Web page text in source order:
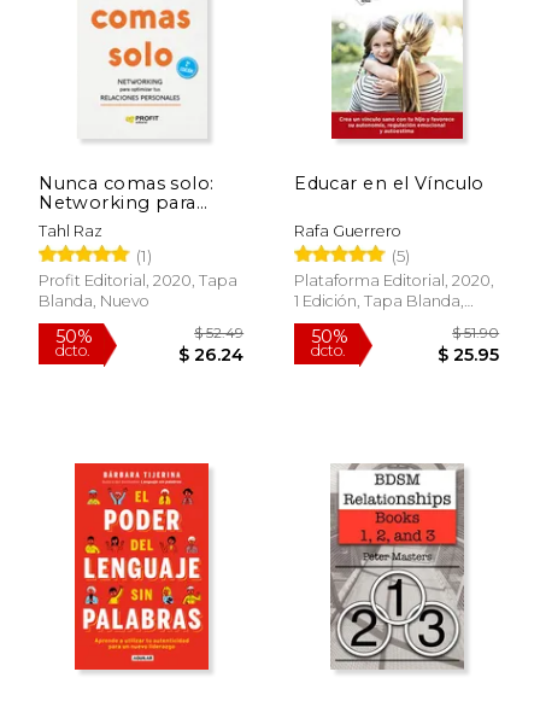
15% 15%
Nunca comas solo:
Networking para
optimizar tus
relaciones personales
Tahl Raz
(1)
Profit Editorial, 2020, Tapa
Blanda, Nuevo
Educar en el Vínculo
Rafa Guerrero
(5)
Plataforma Editorial, 2020,
1 Edición, Tapa Blanda,
Nuevo